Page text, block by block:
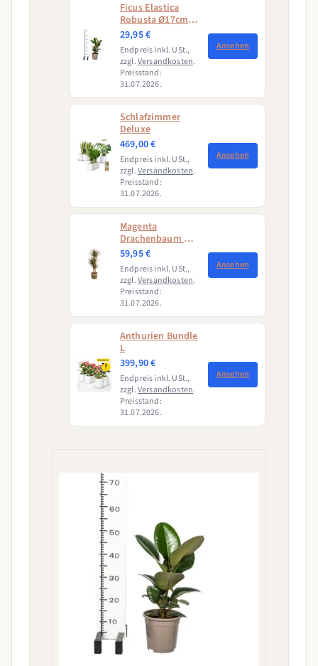
Ficus Elastica
Robusta Ø17cm -
↕50 - 60cm
29,95 €
Endpreis inkl. USt.,
zzgl.Versandkosten.
Preisstand:
31.07.2026.
Ansehen
Schlafzimmer
Deluxe
469,00 €
Endpreis inkl. USt.,
zzgl.Versandkosten.
Preisstand:
31.07.2026.
Ansehen
Magenta
Drachenbaum mit
Korb (Dracaena
Marginata
Magenta)
59,95 €
Endpreis inkl. USt.,
zzgl.Versandkosten.
Preisstand:
31.07.2026.
Ansehen
Anthurien Bundle
L
399,90 €
Endpreis inkl. USt.,
zzgl.Versandkosten.
Preisstand:
31.07.2026.
Ansehen